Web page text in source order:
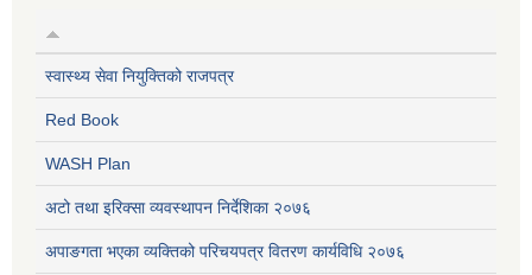
स्वास्थ्य सेवा नियुक्तिको राजपत्र
Red Book
WASH Plan
अटो तथा इरिक्सा व्यवस्थापन निर्देशिका २०७६
अपाङगता भएका व्यक्तिको परिचयपत्र वितरण कार्यविधि २०७६